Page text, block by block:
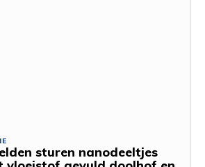
sturen nanodeeltjes